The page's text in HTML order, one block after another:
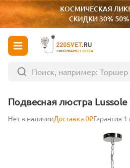
КОСМИЧЕСКАЯ
СКИДКИ 30% 50%
ГИПЕРМАРКЕТ СВЕТА
Подвесная люстра Lussole
Нет в наличииДоставка 0₽Гарантия 1